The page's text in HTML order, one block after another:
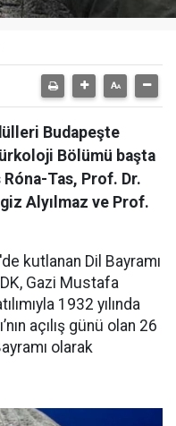
Budapeşte
Bölümü başta
Tas, Prof. Dr.
Alyılmaz ve Prof.
kutlanan Dil Bayramı
Gazi Mustafa
1932 yılında
açılış günü olan 26
olarak